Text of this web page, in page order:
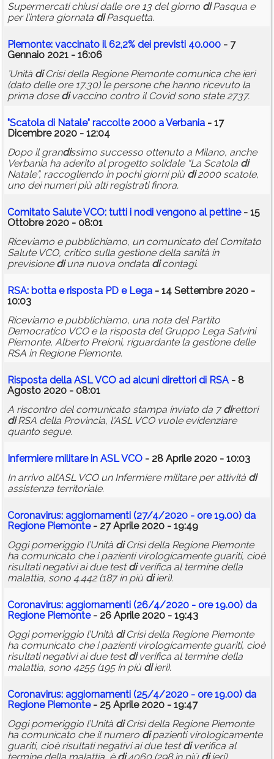
Supermercati chiusi dalle ore 13 del giorno diPasqua e
per l’intera giornata diPasquetta.
Piemonte: vaccinato il 62,2% dei previsti 40.000 - 7
Gennaio 2021 - 16:06
’Unità diCrisi della Regione Piemonte comunica che ieri
(dato delle ore 17.30) le persone che hanno ricevuto la
prima dose divaccino contro il Covid sono state 2737.
"Scatola di Natale" raccolte 2000 a Verbania - 17
Dicembre 2020 - 12:04
Dopo il grandissimo successo ottenuto a Milano, anche
Verbania ha aderito al progetto solidale “La Scatola di
Natale”, raccogliendo in pochi giorni più di2000 scatole,
uno dei numeri più alti registrati finora.
Comitato Salute VCO: tutti i nodi vengono al pettine- 15
Ottobre 2020 - 08:01
Riceviamo e pubblichiamo, un comunicato del Comitato
Salute VCO, critico sulla gestione della sanità in
previsione diuna nuova ondata dicontagi.
RSA: botta e risposta PD e Lega - 14 Settembre 2020 -
10:03
Riceviamo e pubblichiamo, una nota del Partito
Democratico VCO e la risposta del Gruppo Lega Salvini
Piemonte, Alberto Preioni, riguardante la gestione delle
RSA in Regione Piemonte.
Risposta della ASL VCO ad alcuni direttori di RSA- 8
Agosto 2020 - 08:01
A riscontro del comunicato stampa inviato da 7direttori
diRSA della Provincia, l'ASL VCO vuole evidenziare
quanto segue.
Infermiere militare in ASL VCO - 28 Aprile 2020 - 10:03
In arrivo all’ASL VCO un Infermiere militare per attività di
assistenza territoriale.
Coronavirus: aggiornamenti (27/4/2020 - ore 19.00) da
Regione Piemonte- 27 Aprile 2020 - 19:49
Oggi pomeriggio l’Unità diCrisi della Regione Piemonte
ha comunicato che i pazienti virologicamente guariti, cioè
risultati negativi ai due testdiverifica al termine della
malattia, sono 4.442 (187 in più diieri).
Coronavirus: aggiornamenti (26/4/2020 - ore 19.00) da
Regione Piemonte- 26 Aprile 2020 - 19:43
Oggi pomeriggio l’Unità diCrisi della Regione Piemonte
ha comunicato che i pazienti virologicamente guariti, cioè
risultati negativi ai due testdiverifica al termine della
malattia, sono 4255 (195 in più diieri).
Coronavirus: aggiornamenti (25/4/2020 - ore 19.00) da
Regione Piemonte- 25 Aprile 2020 - 19:47
Oggi pomeriggio l’Unità diCrisi della Regione Piemonte
ha comunicato che il numero dipazienti virologicamente
guariti, cioè risultati negativi ai due testdiverifica al